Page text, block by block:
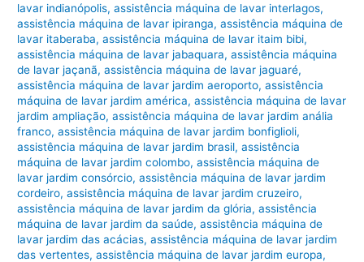
lavar indianópolis,assistência máquina de lavar interlagos,
assistência máquina de lavar ipiranga,assistência máquina de
lavar itaberaba,assistência máquina de lavar itaim bibi,
assistência máquina de lavar jabaquara,assistência máquina
de lavar jaçanã,assistência máquina de lavar jaguaré,
assistência máquina de lavar jardim aeroporto,assistência
máquina de lavar jardim américa,assistência máquina de lavar
jardim ampliação,assistência máquina de lavar jardim anália
franco,assistência máquina de lavar jardim bonfiglioli,
assistência máquina de lavar jardim brasil,assistência
máquina de lavar jardim colombo,assistência máquina de
lavar jardim consórcio,assistência máquina de lavar jardim
cordeiro,assistência máquina de lavar jardim cruzeiro,
assistência máquina de lavar jardim da glória,assistência
máquina de lavar jardim da saúde,assistência máquina de
lavar jardim das acácias,assistência máquina de lavar jardim
das vertentes,assistência máquina de lavar jardim europa,